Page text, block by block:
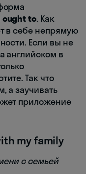
ought to. Как
в себе непрямую
Если вы не
английском в
Так что
а заучивать
приложение
my family
с семьей